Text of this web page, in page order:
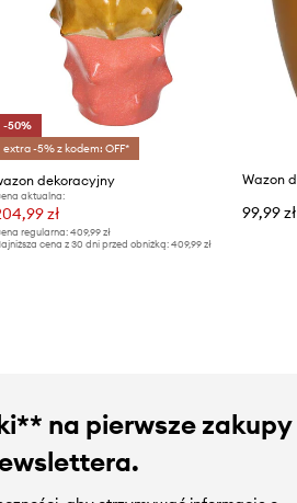
-50%
extra -5% z kodem: OFF*
dekoracyjny
aktualna:
zł
regularna:409,99 zł
cena z 30 dni przed obniżką:409,99 zł
99,99 zł
na pierwsze zakupy